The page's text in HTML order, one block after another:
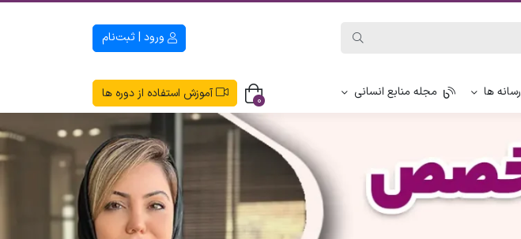
ورود | ثبت‌نام
رسانه ها مجله منابع انسانی 0 آموزش استفاده از دوره ها